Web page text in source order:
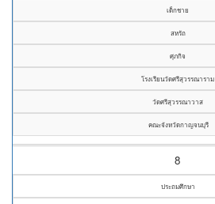
เด็กชาย
สหรัถ
ศุภกิจ
โรงเรียนวัดศรีสุวรรณาราม
วัดศรีสุวรรณาวาส
คณะจังหวัดกาญจนบุรี
8
ประถมศึกษา